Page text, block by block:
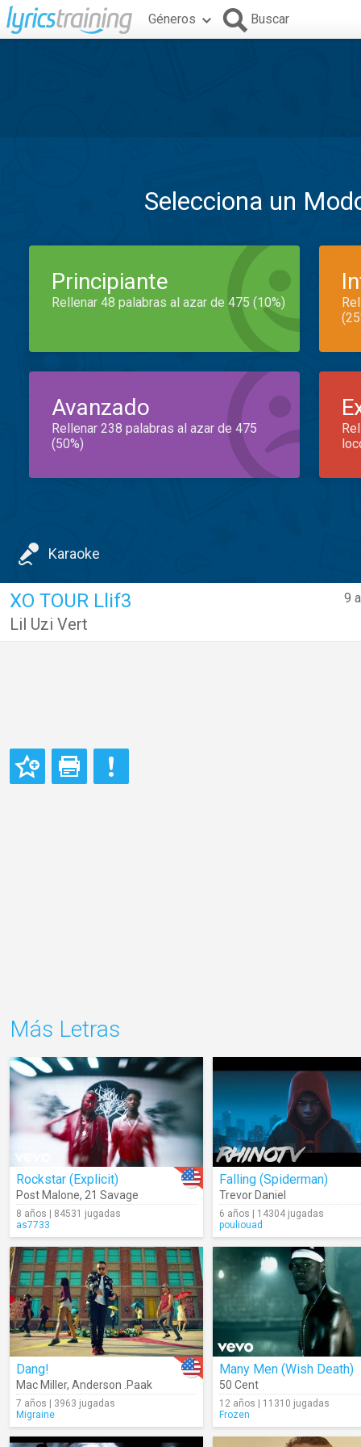
Géneros Buscar
Selecciona un
Principiante
Rellenar 48 palabras al azar de 475 (10%)
Avanzado
Rellenar 238 palabras al azar de 475
(50%)
Karaoke
9
XO TOUR Llif3
Lil Uzi Vert
Más Letras
Rockstar (Explicit)
Post Malone, 21 Savage
8 años | 84531 jugadas
as7733
Falling (Spiderman)
Trevor Daniel
6 años | 14304 jugadas
pouliouad
Dang!
Mac Miller, Anderson .Paak
7 años | 3963 jugadas
Migraine
Many Men (Wish Death)
50 Cent
12 años | 11310 jugadas
Frozen